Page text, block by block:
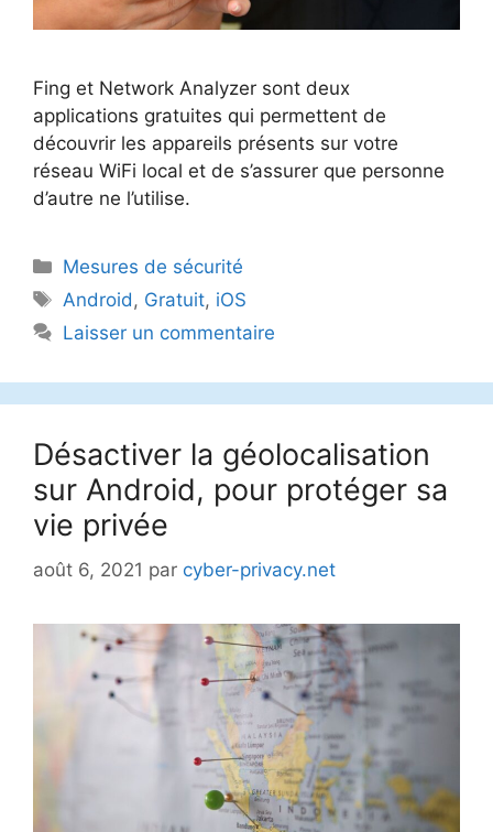
Fing et Network Analyzer sont deux
applications gratuites qui permettent de
découvrir les appareils présents sur votre
réseau WiFi local et de s’assurer que personne
d’autre ne l’utilise.
Catégories
Mesures de sécurité
Étiquettes
Android, Gratuit, iOS
Laisser un commentaire
Désactiver la géolocalisation
sur Android, pour protéger sa
vie privée
août 6, 2021 par cyber-privacy.net